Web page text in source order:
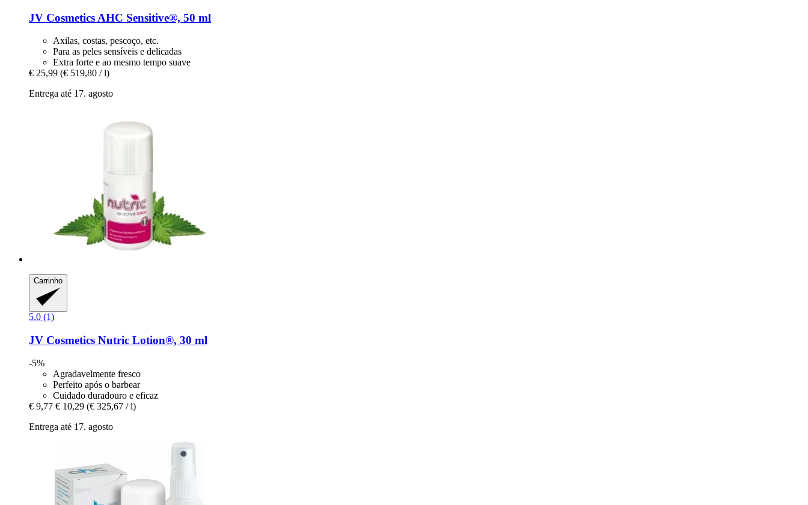
JV Cosmetics AHC Sensitive®, 50 ml
Axilas, costas, pescoço, etc.
Para as peles sensíveis e delicadas
Extra forte e ao mesmo tempo suave
€ 25,99 (€ 519,80 / l)
Entrega até 17. agosto
Carrinho
5.0 (1)
JV Cosmetics Nutric Lotion®, 30 ml
-5%
Agradavelmente fresco
Perfeito após o barbear
Cuidado duradouro e eficaz
€ 9,77 € 10,29 (€ 325,67 / l)
Entrega até 17. agosto